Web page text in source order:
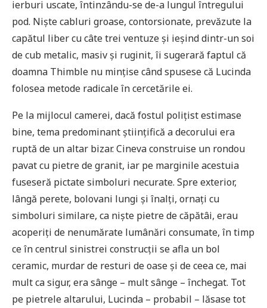
ierburi uscate, întinzându-se de-a lungul întregului
pod. Niște cabluri groase, contorsionate, prevăzute la
capătul liber cu câte trei ventuze și ieșind dintr-un soi
de cub metalic, masiv și ruginit, îi sugerară faptul că
doamna Thimble nu mințise când spusese că Lucinda
folosea metode radicale în cercetările ei.
Pe la mijlocul camerei, dacă fostul polițist estimase
bine, tema predominant științifică a decorului era
ruptă de un altar bizar. Cineva construise un rondou
pavat cu pietre de granit, iar pe marginile acestuia
fuseseră pictate simboluri necurate. Spre exterior,
lângă perete, bolovani lungi și înalți, ornați cu
simboluri similare, ca niște pietre de căpătâi, erau
acoperiți de nenumărate lumânări consumate, în timp
ce în centrul sinistrei construcții se afla un bol
ceramic, murdar de resturi de oase și de ceea ce, mai
mult ca sigur, era sânge – mult sânge – închegat. Tot
pe pietrele altarului, Lucinda – probabil – lăsase tot